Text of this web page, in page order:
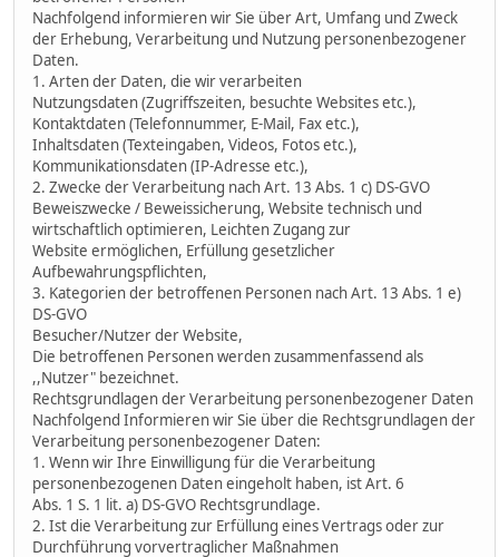
Nachfolgend informieren wir Sie über Art, Umfang und Zweck
der Erhebung, Verarbeitung und Nutzung personenbezogener
Daten.
1. Arten der Daten, die wir verarbeiten
Nutzungsdaten (Zugriffszeiten, besuchte Websites etc.),
Kontaktdaten (Telefonnummer, E-Mail, Fax etc.),
Inhaltsdaten (Texteingaben, Videos, Fotos etc.),
Kommunikationsdaten (IP-Adresse etc.),
2. Zwecke der Verarbeitung nach Art. 13 Abs. 1 c) DS-GVO
Beweiszwecke / Beweissicherung, Website technisch und
wirtschaftlich optimieren, Leichten Zugang zur
Website ermöglichen, Erfüllung gesetzlicher
Aufbewahrungspflichten,
3. Kategorien der betroffenen Personen nach Art. 13 Abs. 1 e)
DS-GVO
Besucher/Nutzer der Website,
Die betroffenen Personen werden zusammenfassend als
,,Nutzer" bezeichnet.
Rechtsgrundlagen der Verarbeitung personenbezogener Daten
Nachfolgend Informieren wir Sie über die Rechtsgrundlagen der
Verarbeitung personenbezogener Daten:
1. Wenn wir Ihre Einwilligung für die Verarbeitung
personenbezogenen Daten eingeholt haben, ist Art. 6
Abs. 1 S. 1 lit. a) DS-GVO Rechtsgrundlage.
2. Ist die Verarbeitung zur Erfüllung eines Vertrags oder zur
Durchführung vorvertraglicher Maßnahmen